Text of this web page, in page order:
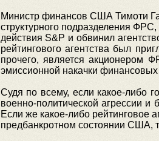
Министр финансов США Тимоти
структурного подразделения
действия S&P и обвинил
рейтингового агентства был
прочего, является акционером
эмиссионной накачки
Судя по всему, если какое-либо
военно-политической агрессии
Если же какое-либо рейтинговое
предбанкротном состоянии США,